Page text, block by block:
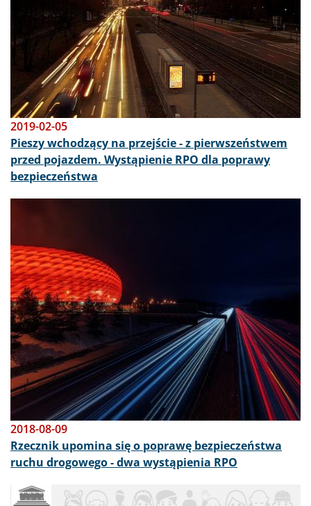
2019-02-05
Pieszy wchodzący na przejście - z pierwszeństwem
przed pojazdem. Wystąpienie RPO dla poprawy
bezpieczeństwa
2018-08-09
Rzecznik upomina się o poprawę bezpieczeństwa
ruchu drogowego - dwa wystąpienia RPO
Obraz